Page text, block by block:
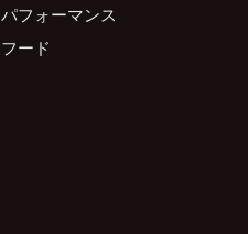
パフォーマンス
フード